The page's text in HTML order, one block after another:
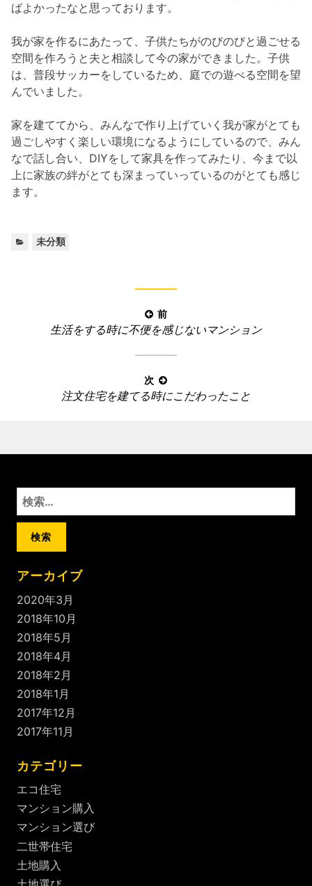
ばよかったなと思っております。
我が家を作るにあたって、子供たちがのびのびと過ごせる
空間を作ろうと夫と相談して今の家ができました。子供
は、普段サッカーをしているため、庭での遊べる空間を望
んでいました。
家を建ててから、みんなで作り上げていく我が家がとても
過ごしやすく楽しい環境になるようにしているので、みん
なで話し合い、DIYをして家具を作ってみたり、今まで以
上に家族の絆がとても深まっていっているのがとても感じ
ます。
未分類
ョ
前
前
生活をする時に不便を感じないマンション
次
次
注文住宅を建てる時にこだわったこと
検
索
アーカイブ
2020年3月
2018年10月
2018年5月
2018年4月
2018年2月
2018年1月
2017年12月
2017年11月
カテゴリー
エコ住宅
マンション購入
マンション選び
二世帯住宅
土地購入